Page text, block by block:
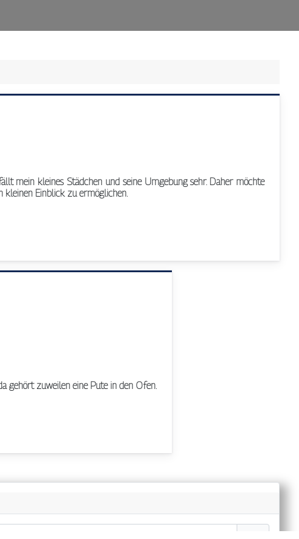
mein kleines Städchen und seine Umgebung sehr. Daher möchte
kleinen Einblick zu ermöglichen.
gehört zuweilen eine Pute in den Ofen.